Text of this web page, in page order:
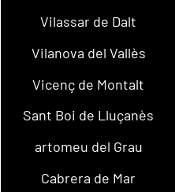
Vilassar de Dalt
Vilanova del Vallès
Vicenç de Montalt
Sant Boi de Lluçanès
artomeu del Grau
Cabrera de Mar